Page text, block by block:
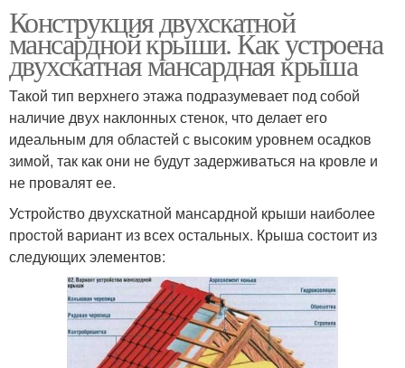
Конструкция двухскатной
мансардной крыши. Как устроена
двухскатная мансардная крыша
Такой тип верхнего этажа подразумевает под собой
наличие двух наклонных стенок, что делает его
идеальным для областей с высоким уровнем осадков
зимой, так как они не будут задерживаться на кровле и
не провалят ее.
Устройство двухскатной мансардной крыши наиболее
простой вариант из всех остальных. Крыша состоит из
следующих элементов: